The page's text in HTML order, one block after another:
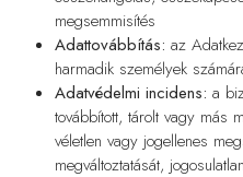
megsemmisítés
Adattovábbítás: az
harmadik személyek
Adatvédelmi incidens: a
továbbított, tárolt vagy más
véletlen vagy jogellenes
megváltoztatását,